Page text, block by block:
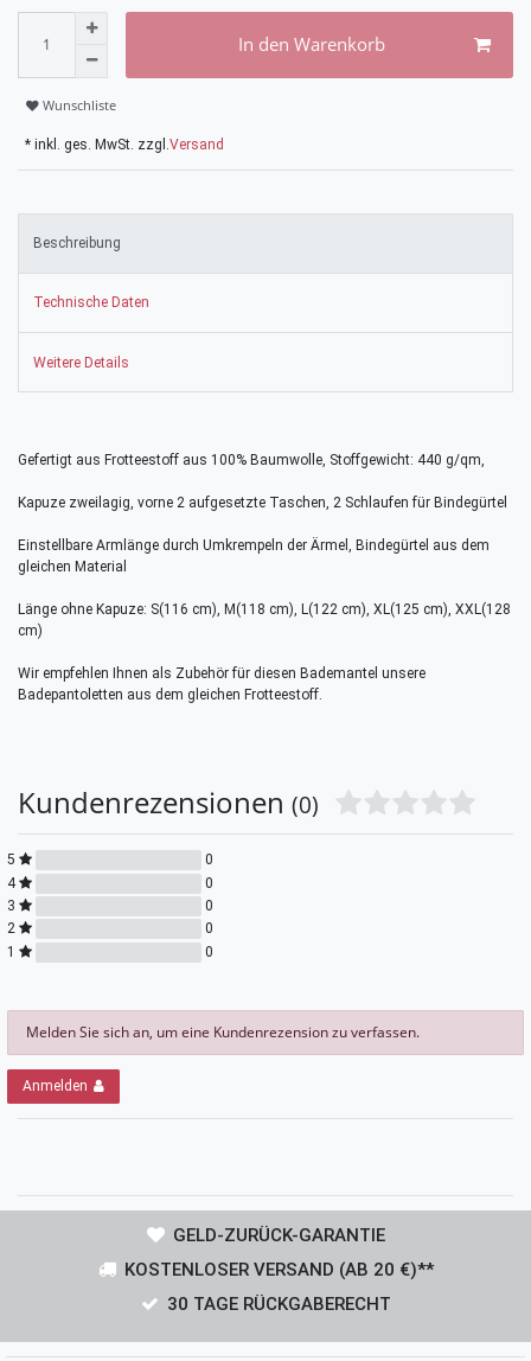
In den Warenkorb
Wunschliste
* inkl. ges. MwSt. zzgl. Versand
Beschreibung
Technische Daten
Weitere Details
Gefertigt aus Frotteestoff aus 100% Baumwolle, Stoffgewicht: 440 g/qm,
Kapuze zweilagig, vorne 2 aufgesetzte Taschen, 2 Schlaufen für Bindegürtel
Einstellbare Armlänge durch Umkrempeln der Ärmel, Bindegürtel aus dem
gleichen Material
Länge ohne Kapuze: S(116 cm), M(118 cm), L(122 cm), XL(125 cm), XXL(128
cm)
Wir empfehlen Ihnen als Zubehör für diesen Bademantel unsere
Badepantoletten aus dem gleichen Frotteestoff.
Kundenrezensionen (0)
5
0
4
0
3
0
2
0
1
0
Melden Sie sich an, um eine Kundenrezension zu verfassen.
Anmelden
GELD-ZURÜCK-GARANTIE
KOSTENLOSER VERSAND (AB 20 €)**
30 TAGE RÜCKGABERECHT